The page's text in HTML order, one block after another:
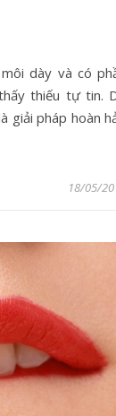
dày và có
thiếu tự tin.
giải pháp hoàn
18/05/